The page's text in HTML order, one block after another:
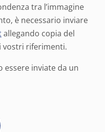
tra l’immagine
è necessario inviare
allegando copia del
vostri riferimenti.
essere inviate da un